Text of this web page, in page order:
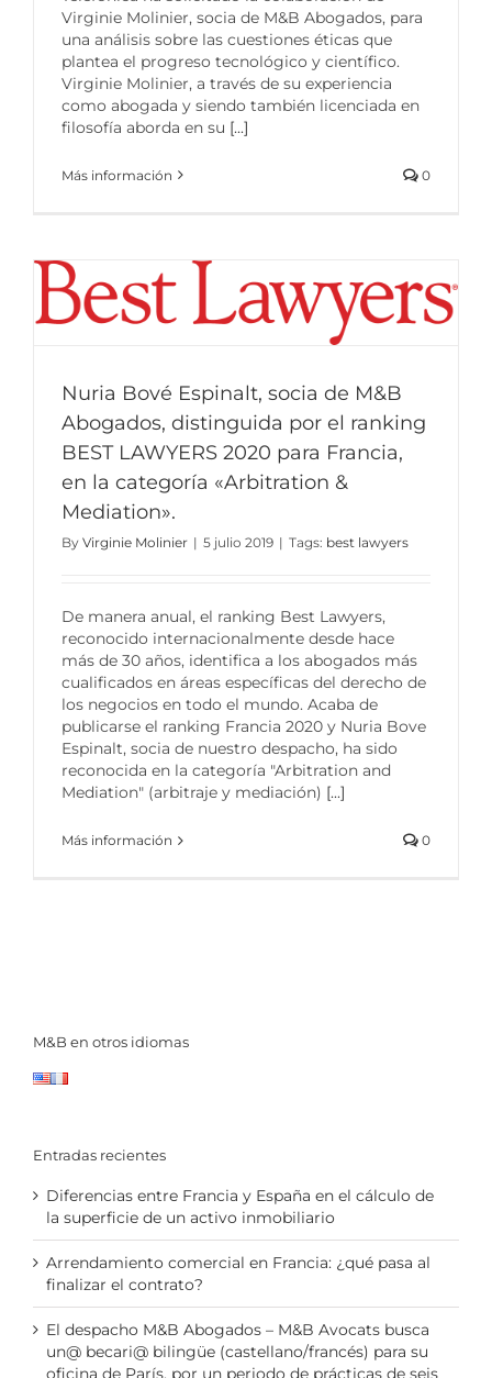
Virginie Molinier, socia de M&B Abogados, para
una análisis sobre las cuestiones éticas que
plantea el progreso tecnológico y científico.
Virginie Molinier, a través de su experiencia
como abogada y siendo también licenciada en
filosofía aborda en su [...]
Más información 0
Nuria Bové Espinalt, socia de M&B
Abogados, distinguida por el ranking
BEST LAWYERS 2020 para Francia,
en la categoría «Arbitration &
Mediation».
By Virginie Molinier | 5 julio 2019 | Tags: best lawyers
De manera anual, el ranking Best Lawyers,
reconocido internacionalmente desde hace
más de 30 años, identifica a los abogados más
cualificados en áreas específicas del derecho de
los negocios en todo el mundo. Acaba de
publicarse el ranking Francia 2020 y Nuria Bove
Espinalt, socia de nuestro despacho, ha sido
reconocida en la categoría "Arbitration and
Mediation" (arbitraje y mediación) [...]
Más información 0
M&B en otros idiomas
Entradas recientes
Diferencias entre Francia y España en el cálculo de
la superficie de un activo inmobiliario
Arrendamiento comercial en Francia: ¿qué pasa al
finalizar el contrato?
El despacho M&B Abogados – M&B Avocats busca
un@ becari@ bilingüe (castellano/francés) para su
oficina de París, por un periodo de prácticas de seis